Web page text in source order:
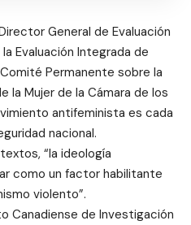
General de Evaluación
Evaluación Integrada de
Permanente sobre la
la Mujer de la Cámara de los
antifeminista es cada
nacional.
“la ideología
como un factor habilitante
violento”.
Canadiense de Investigación